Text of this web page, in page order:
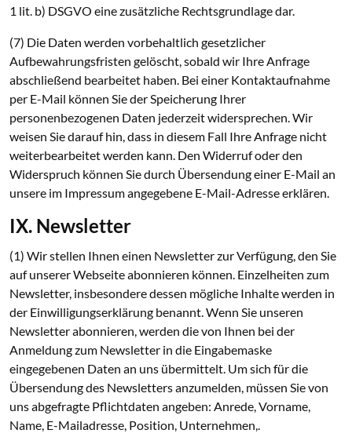
1 lit. b) DSGVO eine zusätzliche Rechtsgrundlage dar.
(7) Die Daten werden vorbehaltlich gesetzlicher
Aufbewahrungsfristen gelöscht, sobald wir Ihre Anfrage
abschließend bearbeitet haben. Bei einer Kontaktaufnahme
per E-Mail können Sie der Speicherung Ihrer
personenbezogenen Daten jederzeit widersprechen. Wir
weisen Sie darauf hin, dass in diesem Fall Ihre Anfrage nicht
weiterbearbeitet werden kann. Den Widerruf oder den
Widerspruch können Sie durch Übersendung einer E-Mail an
unsere im Impressum angegebene E-Mail-Adresse erklären.
IX. Newsletter
(1) Wir stellen Ihnen einen Newsletter zur Verfügung, den Sie
auf unserer Webseite abonnieren können. Einzelheiten zum
Newsletter, insbesondere dessen mögliche Inhalte werden in
der Einwilligungserklärung benannt. Wenn Sie unseren
Newsletter abonnieren, werden die von Ihnen bei der
Anmeldung zum Newsletter in die Eingabemaske
eingegebenen Daten an uns übermittelt. Um sich für die
Übersendung des Newsletters anzumelden, müssen Sie von
uns abgefragte Pflichtdaten angeben: Anrede, Vorname,
Name, E-Mailadresse, Position, Unternehmen,.